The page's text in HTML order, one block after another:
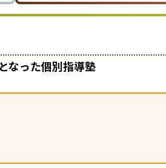
なった個別指導塾